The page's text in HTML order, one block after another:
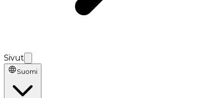
Sivut
Suomi